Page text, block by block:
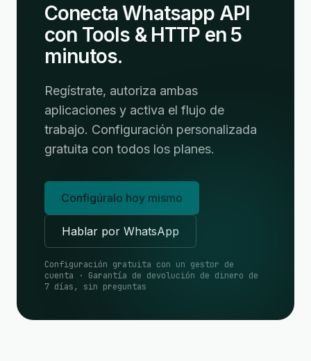
Conecta Whatsapp API
con Tools & HTTP en 5
minutos.
Regístrate, autoriza ambas
aplicaciones y activa el flujo de
trabajo. Configuración personalizada
gratuita con todos los planes.
Configúralo hoy mismo
Hablar por WhatsApp
Configuración gratuita con un gestor de
cuenta · Garantía de devolución de dinero de
7 días, sin preguntas